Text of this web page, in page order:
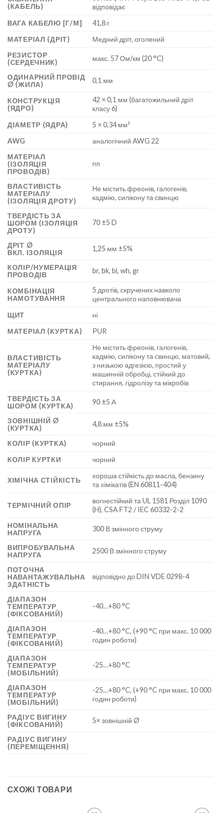
(КАБЕЛЬ)
відповідає
ВАГА КАБЕЛЮ [Г/М]
41,8 г
МАТЕРІАЛ (ДРІТ)
Медний дріт, оголений
РЕЗИСТОР
(СЕРДЕЧНИК)
макс. 57 Ом/км (20 °C)
ОДИНАРНИЙ ПРОВІД
Ø (ЖИЛА)
0,1 мм
КОНСТРУКЦІЯ
(ЯДРО)
42 × 0,1 мм (багатожильний дріт
класу 6)
ДІАМЕТР (ЯДРА)
5 × 0,34 мм²
AWG
аналогічний AWG 22
МАТЕРІАЛ
(ІЗОЛЯЦІЯ
ПРОВОДІВ)
пп
ВЛАСТИВІСТЬ
МАТЕРІАЛУ
(ІЗОЛЯЦІЯ ДРОТУ)
Не містить фреонів, галогенів,
кадмію, силікону та свинцю
ТВЕРДІСТЬ ЗА
ШОРОМ (ІЗОЛЯЦІЯ
ДРОТУ)
70 ±5 D
ДРІТ Ø
ВКЛ. ІЗОЛЯЦІЯ
1,25 мм ±5%
КОЛІР/НУМЕРАЦІЯ
ПРОВОДІВ
br, bk, bl, wh, gr
КОМБІНАЦІЯ
НАМОТУВАННЯ
5 дротів, скручених навколо
центрального наповнювача
ЩИТ
ні
МАТЕРІАЛ (КУРТКА)
PUR
ВЛАСТИВІСТЬ
МАТЕРІАЛУ
(КУРТКА)
Не містить фреонів, галогенів,
кадмію, силікону та свинцю, матовий,
з низькою адгезією, простий у
машинній обробці, стійкий до
стирання, гідролізу та мікробів
ТВЕРДІСТЬ ЗА
ШОРОМ (КУРТКА)
90 ±5 А
ЗОВНІШНІЙ Ø
(КУРТКА)
4,8 мм ±5%
КОЛІР (КУРТКА)
чорний
КОЛІР КУРТКИ
чорний
ХІМІЧНА СТІЙКІСТЬ
хороша стійкість до масла, бензину
та хімікатів (EN 60811-404)
ТЕРМІЧНИЙ ОПІР
вогнестійкий та UL 1581 Розділ 1090
(H), CSA FT2 / IEC 60332-2-2
НОМІНАЛЬНА
НАПРУГА
300 В змінного струму
ВИПРОБУВАЛЬНА
НАПРУГА
2500 В змінного струму
ПОТОЧНА
НАВАНТАЖУВАЛЬНА
ЗДАТНІСТЬ
відповідно до DIN VDE 0298-4
ДІАПАЗОН
ТЕМПЕРАТУР
(ФІКСОВАНИЙ)
-40…+80 °C
ДІАПАЗОН
ТЕМПЕРАТУР
(ФІКСОВАНИЙ)
-40…+80 °C, (+90 °C при макс. 10 000
годин роботи)
ДІАПАЗОН
ТЕМПЕРАТУР
(МОБІЛЬНИЙ)
-25…+80 °C
ДІАПАЗОН
ТЕМПЕРАТУР
(МОБІЛЬНИЙ)
-25…+80 °C, (+90 °C при макс. 10 000
годин роботи)
РАДІУС ВИГИНУ
(ФІКСОВАНИЙ)
5× зовнішній Ø
РАДІУС ВИГИНУ
(ПЕРЕМІЩЕННЯ)
СХОЖІ ТОВАРИ